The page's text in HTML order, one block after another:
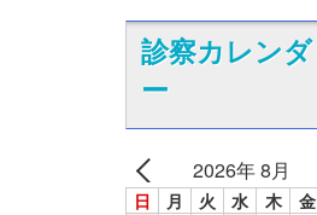
診察カレンダ
ー
2026年 8月
日 月 火 水 木 金